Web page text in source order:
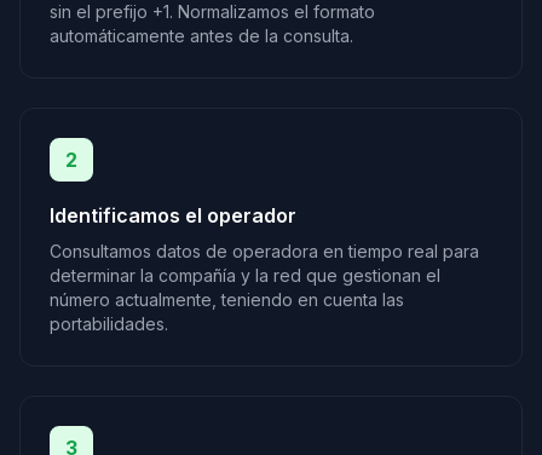
sin el prefijo +1. Normalizamos el formato
automáticamente antes de la consulta.
2
Identificamos el operador
Consultamos datos de operadora en tiempo real para
determinar la compañía y la red que gestionan el
número actualmente, teniendo en cuenta las
portabilidades.
3